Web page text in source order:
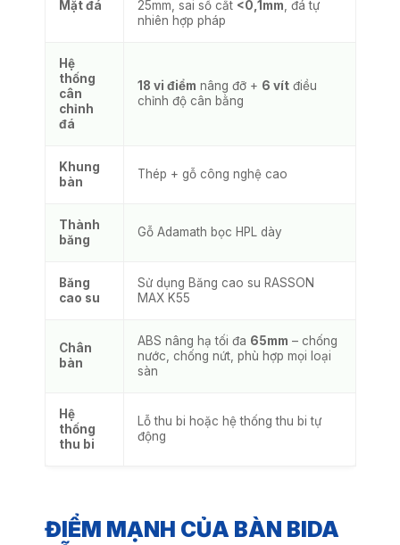
Mặt đá
25mm, sai số cắt <0,1mm , đá tự
nhiên hợp pháp
Hệ
thống
cân
chỉnh
đá
18 vi điểm nâng đỡ + 6 vítđiều
chỉnh độ cân bằng
Khung
bàn
Thép + gỗ công nghệ cao
Thành
băng
Gỗ Adamath bọc HPL dày
Băng
cao su
Sử dụng Băng cao su RASSON
MAX K55
Chân
bàn
ABS nâng hạ tối đa 65mm – chống
nước, chống nứt, phù hợp mọi loại
sàn
Hệ
thống
thu bi
Lỗ thu bi hoặc hệ thống thu bi tự
động
ĐIỂM MẠNH CỦA BÀN BIDA